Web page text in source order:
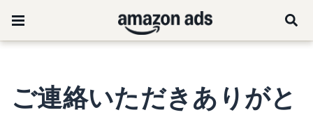
ご連絡いただきありがと